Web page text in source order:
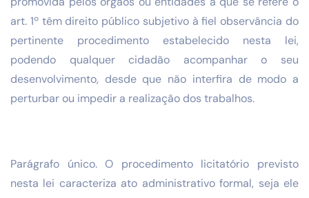
art. 1º têm direito público subjetivo à fiel observância do
pertinente procedimento estabelecido nesta lei,
podendo qualquer cidadão acompanhar o seu
desenvolvimento, desde que não interfira de modo a
perturbar ou impedir a realização dos trabalhos.
Parágrafo único. O procedimento licitatório previsto
nesta lei caracteriza ato administrativo formal, seja ele